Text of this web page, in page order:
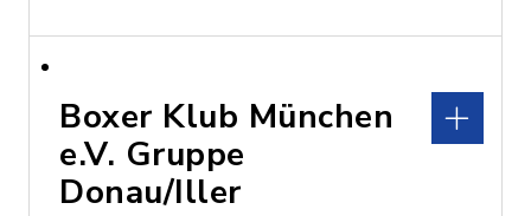
Boxer Klub München
e.V. Gruppe
Donau/Iller